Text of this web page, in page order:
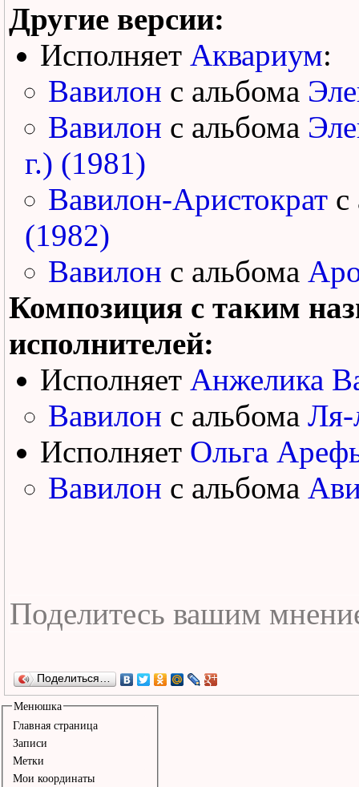
Другие версии:
Исполняет Аквариум:
Вавилон с альбома
Вавилон с альбома
г.) (1981)
Вавилон-Аристократ
(1982)
Вавилон с альбома
Композиция с таким
исполнителей:
Исполняет Анжелика
Вавилон с альбома Ля-
Исполняет Ольга
Вавилон с альбома
Поделиться…
Менюшка
Главная страница
Записи
Метки
Мои координаты